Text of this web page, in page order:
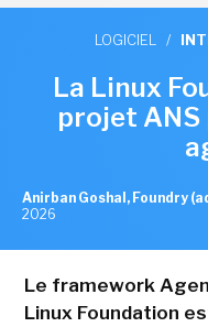
LOGICIEL /
La Linux
projet ANS
Anirban Goshal, Foundry
2026
Le framework
Linux Foundation